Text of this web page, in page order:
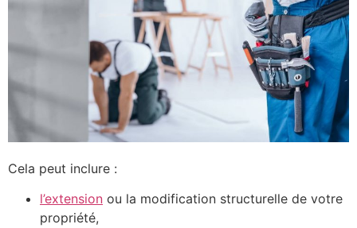
Cela peut inclure :
l’extension ou la modification structurelle de votre
propriété,